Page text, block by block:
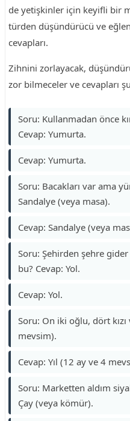
de yetişkinler için keyifli bir
türden düşündürücü ve
cevapları.
Zihnini zorlayacak,
zor bilmeceler ve cevapları
Soru: Kullanmadan önce
Cevap: Yumurta.
Cevap: Yumurta.
Soru: Bacakları var ama
Sandalye (veya masa).
Cevap: Sandalye (veya
Soru: Şehirden şehre
bu? Cevap: Yol.
Cevap: Yol.
Soru: On iki oğlu, dört kızı
mevsim).
Cevap: Yıl (12 ay ve 4
Soru: Marketten aldım
Çay (veya kömür).